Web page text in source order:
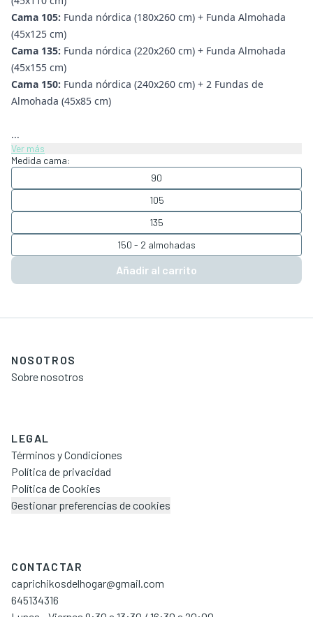
Cama 105: Funda nórdica (180x260 cm) + Funda Almohada
(45x125 cm)
Cama 135: Funda nórdica (220x260 cm) + Funda Almohada
(45x155 cm)
Cama 150: Funda nórdica (240x260 cm) + 2 Fundas de
Almohada (45x85 cm)
...
Ver más
Medida cama:
90
105
135
150 - 2 almohadas
Añadir al carrito
NOSOTROS
Sobre nosotros
LEGAL
Términos y Condiciones
Política de privacidad
Política de Cookies
Gestionar preferencias de cookies
CONTACTAR
caprichikosdelhogar@gmail.com
645134316